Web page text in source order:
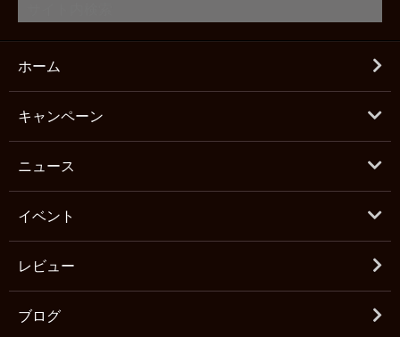
ホーム
キャンペーン
ニュース
イベント
レビュー
ブログ